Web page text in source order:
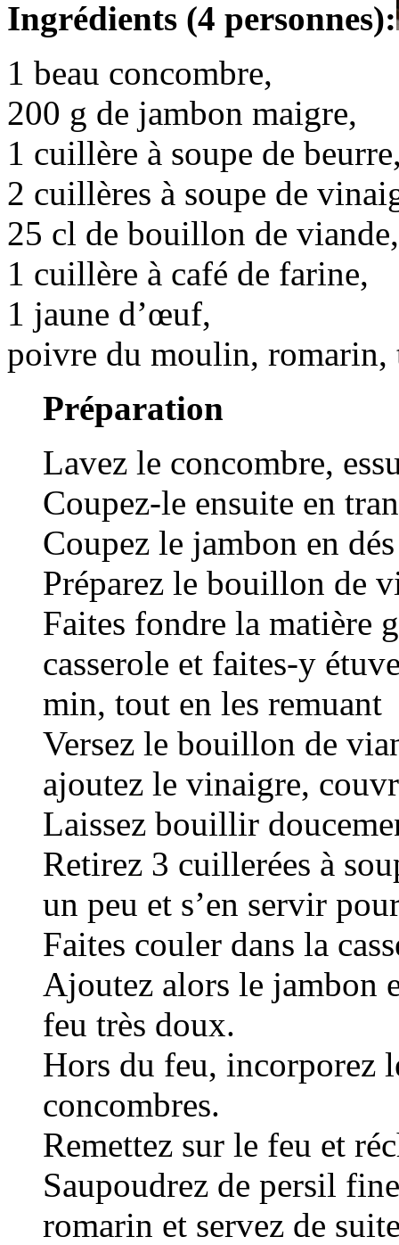
Ingrédients (4 personnes):
1 beau concombre,
200 g de jambon maigre,
1 cuillère à soupe de
2 cuillères à soupe de
25 cl de bouillon de viande,
1 cuillère à café de farine,
1 jaune d’œuf,
poivre du moulin, romarin,
Préparation
Lavez le concombre,
Coupez-le ensuite en
Coupez le jambon en
Préparez le bouillon de
Faites fondre la matière
casserole et faites-y
min, tout en les remuant
Versez le bouillon de
ajoutez le vinaigre,
Laissez bouillir
Retirez 3 cuillerées à
un peu et s’en servir
Faites couler dans la
Ajoutez alors le jambon
feu très doux.
Hors du feu, incorporez
concombres.
Remettez sur le feu et
Saupoudrez de persil
romarin et servez de